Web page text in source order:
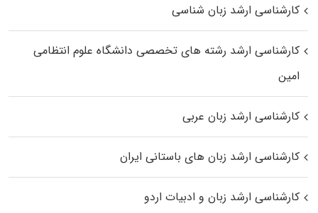
کارشناسی ارشد زبان شناسی
کارشناسی ارشد رﺷﺘﻪ ﻫﺎی تخصصی داﻧﺸﮕﺎه ﻋﻠﻮم انتظامی
اﻣﻴﻦ
کارشناسی ارشد زبان عربی
کارشناسی ارشد زبان‌ های باستانی ایران
کارشناسی ارشد زبان و ادبیات اردو